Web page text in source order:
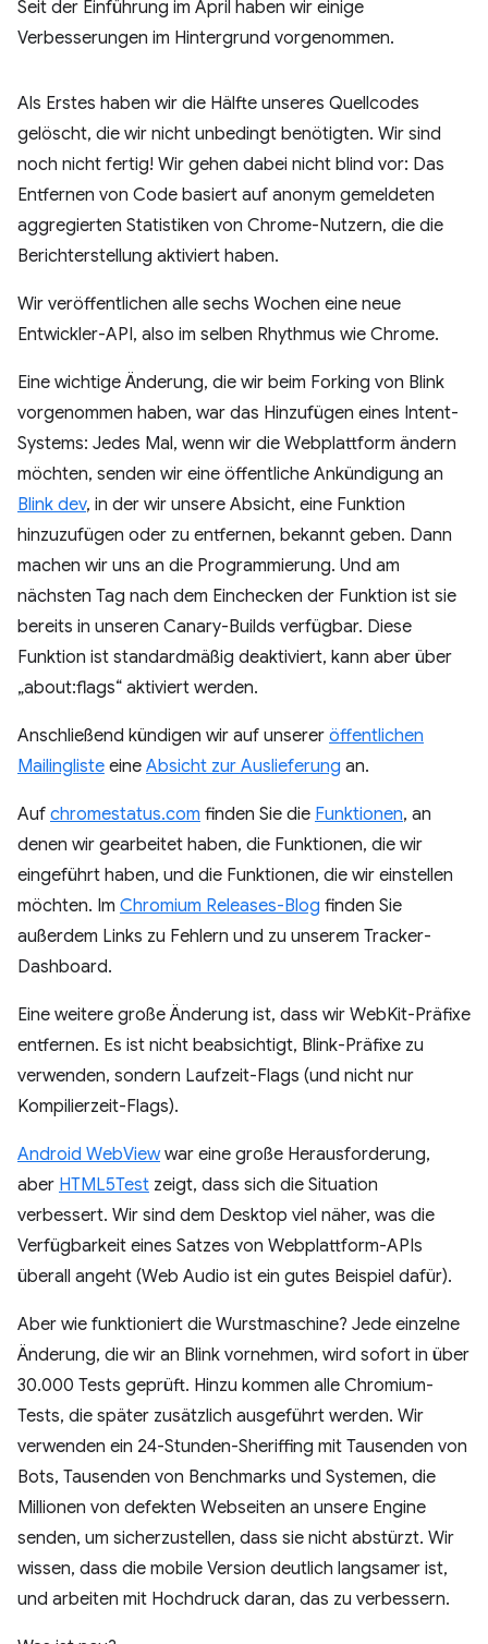
Seit der Einführung im April haben wir einige
Verbesserungen im Hintergrund vorgenommen.
Als Erstes haben wir die Hälfte unseres Quellcodes
gelöscht, die wir nicht unbedingt benötigten. Wir sind
noch nicht fertig! Wir gehen dabei nicht blind vor: Das
Entfernen von Code basiert auf anonym gemeldeten
aggregierten Statistiken von Chrome-Nutzern, die die
Berichterstellung aktiviert haben.
Wir veröffentlichen alle sechs Wochen eine neue
Entwickler-API, also im selben Rhythmus wie Chrome.
Eine wichtige Änderung, die wir beim Forking von Blink
vorgenommen haben, war das Hinzufügen eines Intent-
Systems: Jedes Mal, wenn wir die Webplattform ändern
möchten, senden wir eine öffentliche Ankündigung an
Blink dev, in der wir unsere Absicht, eine Funktion
hinzuzufügen oder zu entfernen, bekannt geben. Dann
machen wir uns an die Programmierung. Und am
nächsten Tag nach dem Einchecken der Funktion ist sie
bereits in unseren Canary-Builds verfügbar. Diese
Funktion ist standardmäßig deaktiviert, kann aber über
„about:flags“ aktiviert werden.
Anschließend kündigen wir auf unserer öffentlichen
Mailingliste eine Absicht zur Auslieferung an.
Auf chromestatus.com finden Sie die Funktionen, an
denen wir gearbeitet haben, die Funktionen, die wir
eingeführt haben, und die Funktionen, die wir einstellen
möchten. Im Chromium Releases-Blog finden Sie
außerdem Links zu Fehlern und zu unserem Tracker-
Dashboard.
Eine weitere große Änderung ist, dass wir WebKit-Präfixe
entfernen. Es ist nicht beabsichtigt, Blink-Präfixe zu
verwenden, sondern Laufzeit-Flags (und nicht nur
Kompilierzeit-Flags).
Android WebViewwar eine große Herausforderung,
aber HTML5Test zeigt, dass sich die Situation
verbessert. Wir sind dem Desktop viel näher, was die
Verfügbarkeit eines Satzes von Webplattform-APIs
überall angeht (Web Audio ist ein gutes Beispiel dafür).
Aber wie funktioniert die Wurstmaschine? Jede einzelne
Änderung, die wir an Blink vornehmen, wird sofort in über
30.000 Tests geprüft. Hinzu kommen alle Chromium-
Tests, die später zusätzlich ausgeführt werden. Wir
verwenden ein 24-Stunden-Sheriffing mit Tausenden von
Bots, Tausenden von Benchmarks und Systemen, die
Millionen von defekten Webseiten an unsere Engine
senden, um sicherzustellen, dass sie nicht abstürzt. Wir
wissen, dass die mobile Version deutlich langsamer ist,
und arbeiten mit Hochdruck daran, das zu verbessern.